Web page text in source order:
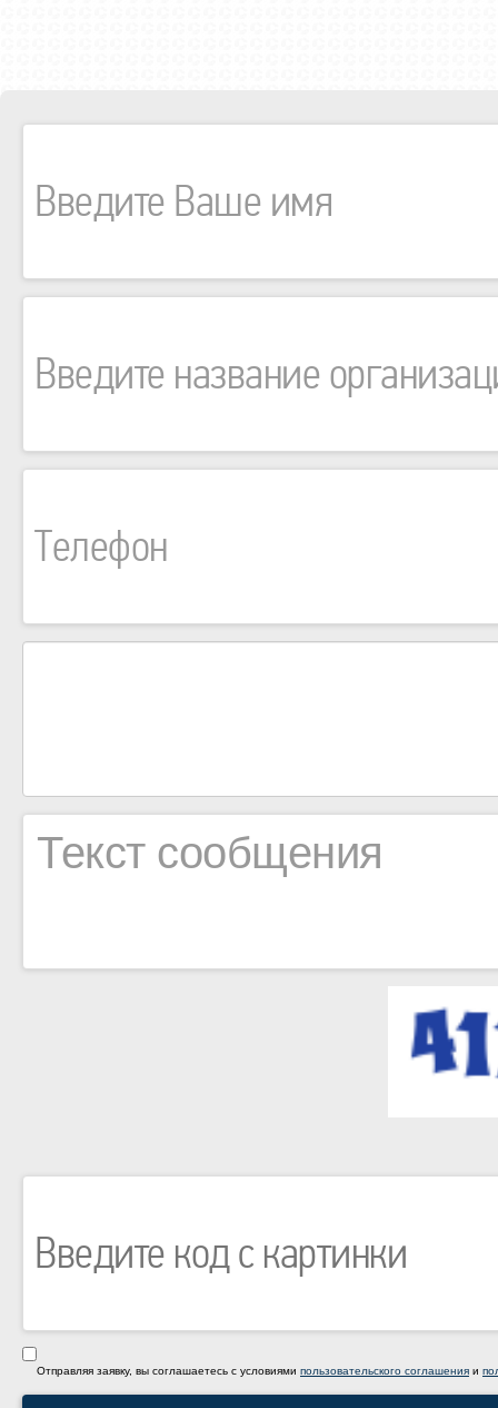
Отправляя заявку, вы соглашаетесь с условиями пользовательского соглашения и